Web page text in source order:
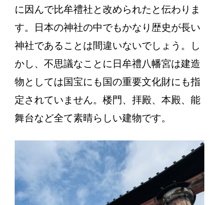
に因んで比牟禮社と改められたと伝わりま
す。日本の神社の中でもかなり歴史が長い
神社であることは間違いないでしょう。し
かし、不思議なことに日牟禮八幡宮は建造
物としては国宝にも国の重要文化財にも指
定されていません。楼門、拝殿、本殿、能
舞台など全て素晴らしい建物です。